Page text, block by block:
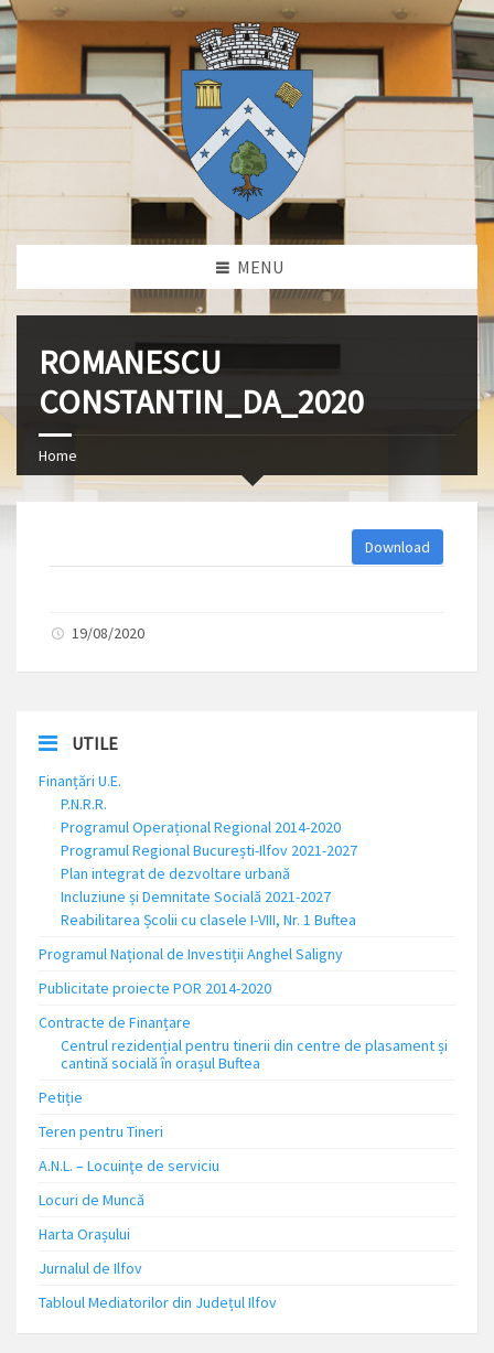
MENU
ROMANESCU
CONSTANTIN_DA_2020
Home
Download
19/08/2020
UTILE
Finanțări U.E.
P.N.R.R.
Programul Operațional Regional 2014-2020
Programul Regional București-Ilfov 2021-2027
Plan integrat de dezvoltare urbană
Incluziune și Demnitate Socială 2021-2027
Reabilitarea Școlii cu clasele I-VIII, Nr. 1 Buftea
Programul Național de Investiții Anghel Saligny
Publicitate proiecte POR 2014-2020
Contracte de Finanțare
Centrul rezidențial pentru tinerii din centre de plasament și
cantină socială în orașul Buftea
Petiție
Teren pentru Tineri
A.N.L. – Locuinţe de serviciu
Locuri de Muncă
Harta Orașului
Jurnalul de Ilfov
Tabloul Mediatorilor din Județul Ilfov